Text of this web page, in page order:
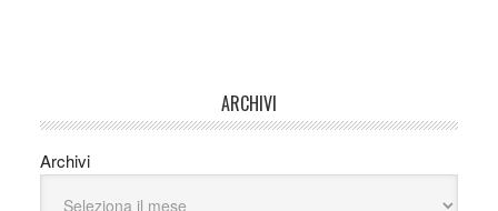
ARCHIVI
Archivi